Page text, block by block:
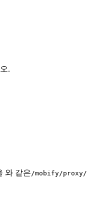
.
와 같은 /mobify/